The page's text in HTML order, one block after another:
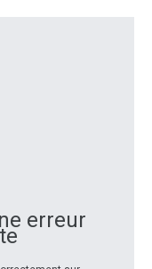
erreur